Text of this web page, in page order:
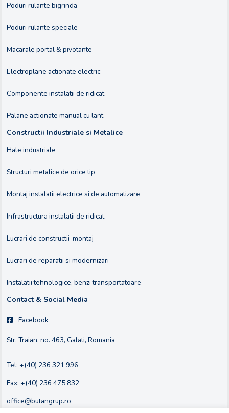
Poduri rulante bigrinda
Poduri rulante speciale
Macarale portal & pivotante
Electroplane actionate electric
Componente instalatii de ridicat
Palane actionate manual cu lant
Constructii Industriale si Metalice
Hale industriale
Structuri metalice de orice tip
Montaj instalatii electrice si de automatizare
Infrastructura instalatii de ridicat
Lucrari de constructii-montaj
Lucrari de reparatii si modernizari
Instalatii tehnologice, benzi transportatoare
Contact & Social Media
Facebook
Str. Traian, no. 463, Galati, Romania
Tel: +(40) 236 321 996
Fax: +(40) 236 475 832
office@butangrup.ro